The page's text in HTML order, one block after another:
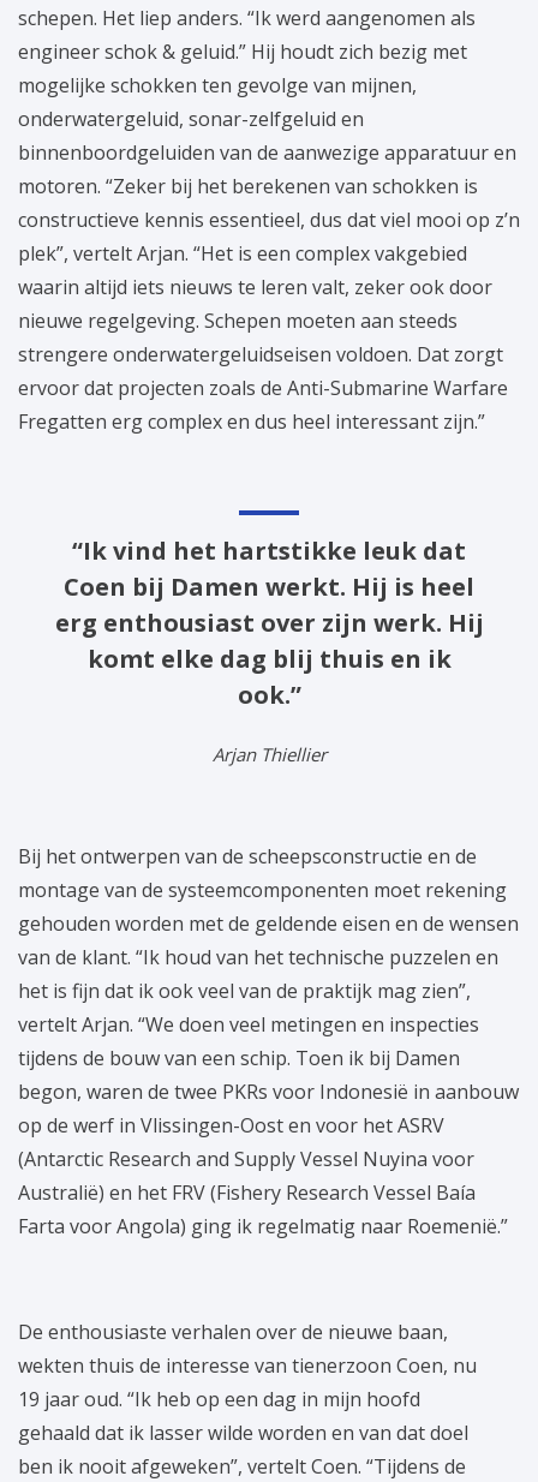
schepen. Het liep anders. “Ik werd aangenomen als
engineer schok & geluid.” Hij houdt zich bezig met
mogelijke schokken ten gevolge van mijnen,
onderwatergeluid, sonar-zelfgeluid en
binnenboordgeluiden van de aanwezige apparatuur en
motoren. “Zeker bij het berekenen van schokken is
constructieve kennis essentieel, dus dat viel mooi op z’n
plek”, vertelt Arjan. “Het is een complex vakgebied
waarin altijd iets nieuws te leren valt, zeker ook door
nieuwe regelgeving. Schepen moeten aan steeds
strengere onderwatergeluidseisen voldoen. Dat zorgt
ervoor dat projecten zoals de Anti-Submarine Warfare
Fregatten erg complex en dus heel interessant zijn.”
“Ik vind het hartstikke leuk dat
Coen bij Damen werkt. Hij is heel
erg enthousiast over zijn werk. Hij
komt elke dag blij thuis en ik
ook.”
Arjan Thiellier
Bij het ontwerpen van de scheepsconstructie en de
montage van de systeemcomponenten moet rekening
gehouden worden met de geldende eisen en de wensen
van de klant. “Ik houd van het technische puzzelen en
het is fijn dat ik ook veel van de praktijk mag zien”,
vertelt Arjan. “We doen veel metingen en inspecties
tijdens de bouw van een schip. Toen ik bij Damen
begon, waren de twee PKRs voor Indonesië in aanbouw
op de werf in Vlissingen-Oost en voor het ASRV
(Antarctic Research and Supply Vessel Nuyina voor
Australië) en het FRV (Fishery Research Vessel Baía
Farta voor Angola) ging ik regelmatig naar Roemenië.”
De enthousiaste verhalen over de nieuwe baan,
wekten thuis de interesse van tienerzoon Coen, nu
19 jaar oud. “Ik heb op een dag in mijn hoofd
gehaald dat ik lasser wilde worden en van dat doel
ben ik nooit afgeweken”, vertelt Coen. “Tijdens de